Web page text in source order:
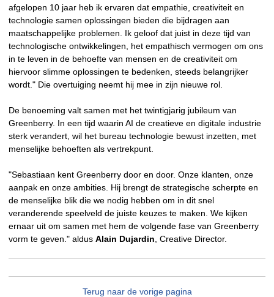
afgelopen 10 jaar heb ik ervaren dat empathie, creativiteit en
technologie samen oplossingen bieden die bijdragen aan
maatschappelijke problemen. Ik geloof dat juist in deze tijd van
technologische ontwikkelingen, het empathisch vermogen om ons
in te leven in de behoefte van mensen en de creativiteit om
hiervoor slimme oplossingen te bedenken, steeds belangrijker
wordt." Die overtuiging neemt hij mee in zijn nieuwe rol.
De benoeming valt samen met het twintigjarig jubileum van
Greenberry. In een tijd waarin AI de creatieve en digitale industrie
sterk verandert, wil het bureau technologie bewust inzetten, met
menselijke behoeften als vertrekpunt.
"Sebastiaan kent Greenberry door en door. Onze klanten, onze
aanpak en onze ambities. Hij brengt de strategische scherpte en
de menselijke blik die we nodig hebben om in dit snel
veranderende speelveld de juiste keuzes te maken. We kijken
ernaar uit om samen met hem de volgende fase van Greenberry
vorm te geven." aldus Alain Dujardin , Creative Director.
Terug naar de vorige pagina